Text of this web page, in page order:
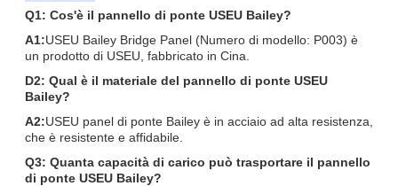
Q1: Cos'è il pannello di ponte USEU Bailey?
A1:USEU Bailey Bridge Panel (Numero di modello: P003) è
un prodotto di USEU, fabbricato in Cina.
D2: Qual è il materiale del pannello di ponte USEU
Bailey?
A2:USEU panel di ponte Bailey è in acciaio ad alta resistenza,
che è resistente e affidabile.
Q3: Quanta capacità di carico può trasportare il pannello
di ponte USEU Bailey?